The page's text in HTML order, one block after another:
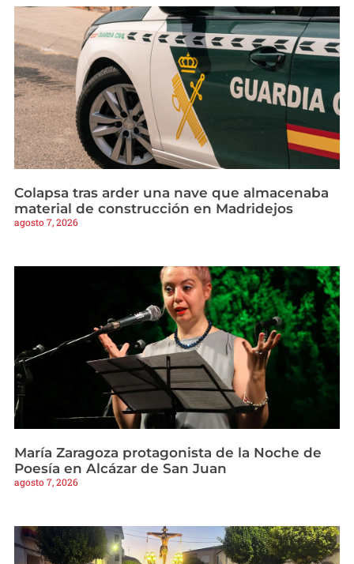
Colapsa tras arder una nave que almacenaba
material de construcción en Madridejos
agosto 7, 2026
María Zaragoza protagonista de la Noche de
Poesía en Alcázar de San Juan
agosto 7, 2026